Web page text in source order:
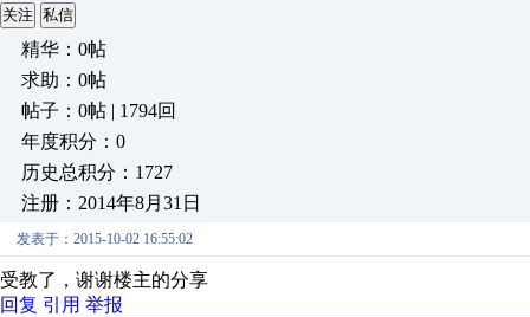
关注 私信
精华：0帖
求助：0帖
帖子：0帖 | 1794回
年度积分：0
历史总积分：1727
注册：2014年8月31日
发表于：2015-10-02 16:55:02
受教了，谢谢楼主的分享
回复 引用 举报